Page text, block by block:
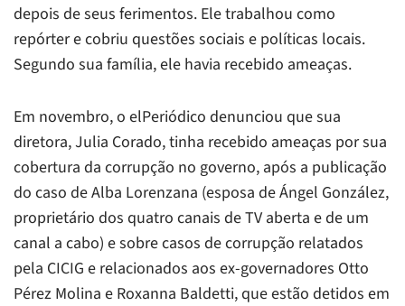
depois de seus ferimentos. Ele trabalhou como
repórter e cobriu questões sociais e políticas locais.
Segundo sua família, ele havia recebido ameaças.
Em novembro, o elPeriódico denunciou que sua
diretora, Julia Corado, tinha recebido ameaças por sua
cobertura da corrupção no governo, após a publicação
do caso de Alba Lorenzana (esposa de Ángel González,
proprietário dos quatro canais de TV aberta e de um
canal a cabo) e sobre casos de corrupção relatados
pela CICIG e relacionados aos ex-governadores Otto
Pérez Molina e Roxanna Baldetti, que estão detidos em